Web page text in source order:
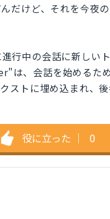
だけど、それを今夜
中の会話に新しいト
、会話を始めるた
ストに埋め込まれ、
役に立った ｜ 0